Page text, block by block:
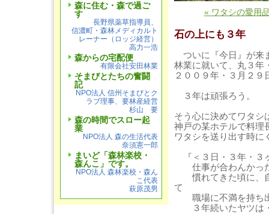
« ワタシの愛用
石の上にも３年
ついに『今日』が来
林業に就いて、丸３年
２００９年・３月２
３年は頑張ろう。
そう心に決めてワタシ
神戸の某ホテルで料理
ワタシを送り出す時に
『＜３日・３年・３
仕事が合わんかっ
慣れてきた頃に、自
て
職場に不満を持ち
３年続いたヤツは
森に住む・森で過ご
す
長野県薬草指導員、
信濃町・森林メディカルト
レーナー（ロッジ経営）
高力一浩
森からの宅配便
有限会社安田林業
そまびとたちの奮闘
記
NPO法人 信州そまびとク
ラブ理事、要林産経営
杉山 要
森の時間でスロー起
業
NPO法人 森の生活代表
奈須憲一郎
まいど「森林楽校・
森んこ」です。
NPO法人 森林楽校・森ん
こ代表
萩原茂男